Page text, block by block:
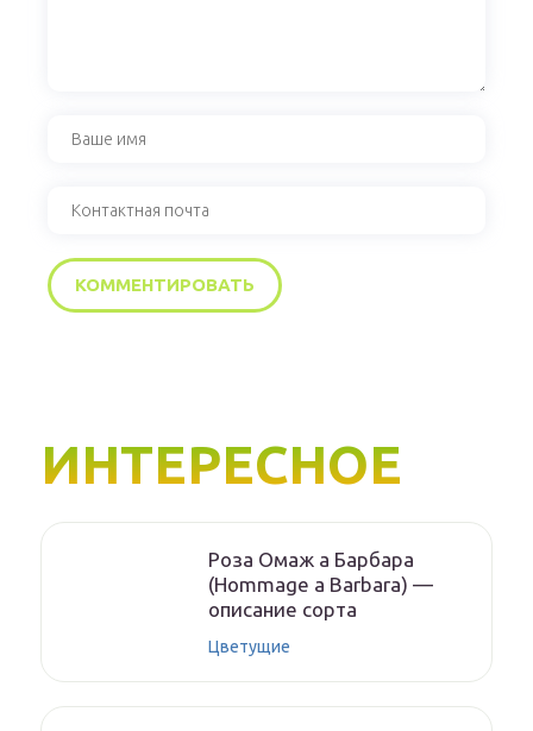
ИНТЕРЕСНОЕ
Роза Омаж а Барбара
(Hommage a Barbara) —
описание сорта
Цветущие